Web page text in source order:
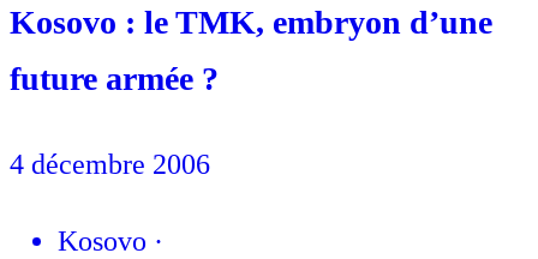
Kosovo : le TMK, embryon d’une
future armée ?
4 décembre 2006
Kosovo ·